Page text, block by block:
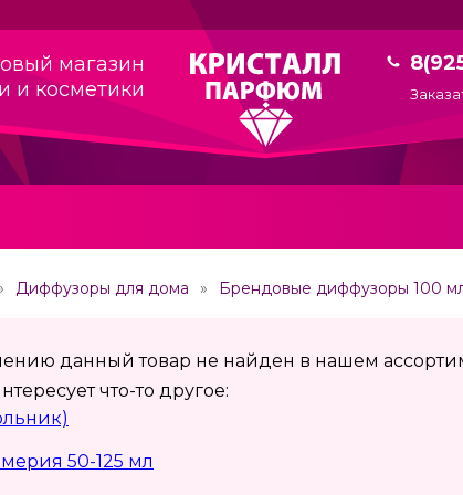
магазин
и косметики
Диффузоры для дома Брендовые диффузоры 100
данный товар не найден в нашем
что-то другое:
50-125 мл